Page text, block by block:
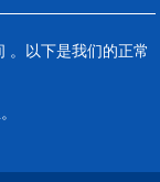
。以下是我们的正常